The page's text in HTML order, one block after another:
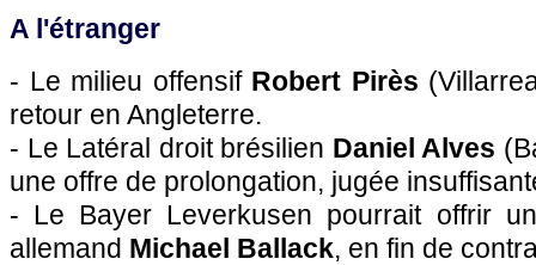
A l'étranger
- Le milieu offensif Robert Pirès
retour en Angleterre.
- Le Latéral droit brésilien Daniel Alves
une offre de prolongation, jugée
- Le Bayer Leverkusen pourrait offrir
allemand Michael Ballack, en fin de